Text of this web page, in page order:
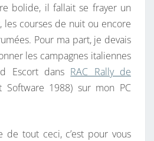
bolide, il fallait se frayer un
les courses de nuit ou encore
Pour ma part, je devais
les campagnes italiennes
Escort dans RAC Rally de
Software 1988) sur mon PC
de tout ceci, c’est pour vous